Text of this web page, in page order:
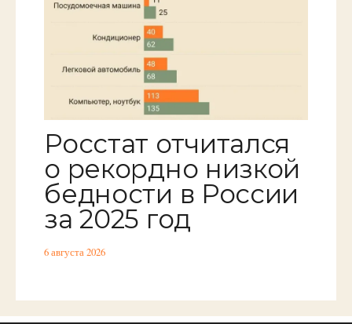
Росстат отчитался
о рекордно низкой
бедности в России
за 2025 год
6 августа 2026